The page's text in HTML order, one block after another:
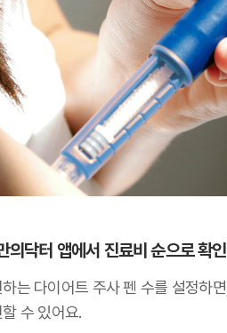
의닥터 앱에서 진료비 순으로 확인
는 다이어트 주사 펜 수를 설정하
수 있어요.